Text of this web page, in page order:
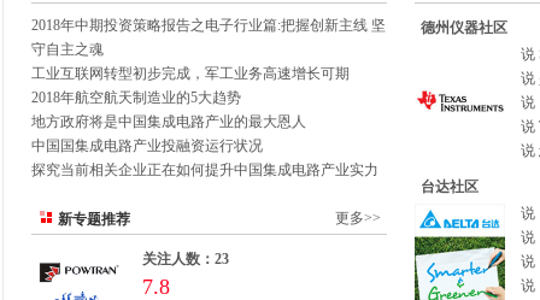
2018年中期投资策略报告之电子行业篇:把握创新主线 坚
守自主之魂
工业互联网转型初步完成，军工业务高速增长可期
2018年航空航天制造业的5大趋势
地方政府将是中国集成电路产业的最大恩人
中国国集成电路产业投融资运行状况
探究当前相关企业正在如何提升中国集成电路产业实力
更多>>
新专题推荐
关注人数：23
7.8
德州仪器社区
说
说
说
说
说
台达社区
说
说
说
说